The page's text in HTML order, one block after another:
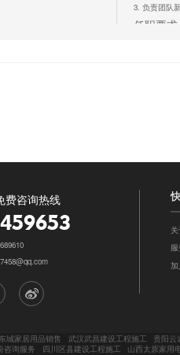
3. 负责团队
任职要求：
4. 具有独
费咨询热线
城家居用品销售 武汉武昌建设工程施工 贵阳云
咨询服务
四川区县建设工程施工 山西太原家用